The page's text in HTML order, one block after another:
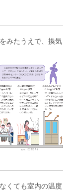
みたうえで、換気
くても室内の温度